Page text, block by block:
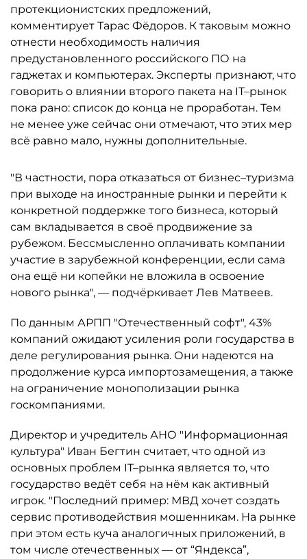
протекционистских предложений,
комментирует Тарас Фёдоров. К таковым можно
отнести необходимость наличия
предустановленного российского ПО на
гаджетах и компьютерах. Эксперты признают, что
говорить о влиянии второго пакета на IT–рынок
пока рано: список до конца не проработан. Тем
не менее уже сейчас они отмечают, что этих мер
всё равно мало, нужны дополнительные.
"В частности, пора отказаться от бизнес–туризма
при выходе на иностранные рынки и перейти к
конкретной поддержке того бизнеса, который
сам вкладывается в своё продвижение за
рубежом. Бессмысленно оплачивать компании
участие в зарубежной конференции, если сама
она ещё ни копейки не вложила в освоение
нового рынка", — подчёркивает Лев Матвеев.
По данным АРПП "Отечественный софт", 43%
компаний ожидают усиления роли государства в
деле регулирования рынка. Они надеются на
продолжение курса импортозамещения, а также
на ограничение монополизации рынка
госкомпаниями.
Директор и учредитель АНО "Информационная
культура" Иван Бегтин считает, что одной из
основных проблем IT–рынка является то, что
государство ведёт себя на нём как активный
игрок. "Последний пример: МВД хочет создать
сервис противодействия мошенникам. На рынке
при этом есть куча аналогичных приложений, в
том числе отечественных — от “Яндекса”,